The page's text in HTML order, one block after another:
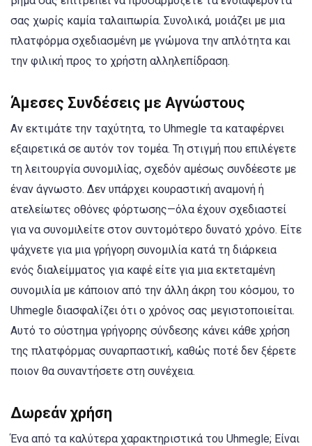
σας χωρίς καμία ταλαιπωρία. Συνολικά, μοιάζει με μια
πλατφόρμα σχεδιασμένη με γνώμονα την απλότητα και
την φιλική προς το χρήστη αλληλεπίδραση.
Άμεσες Συνδέσεις με Αγνώστους
Αν εκτιμάτε την ταχύτητα, το Uhmegle τα καταφέρνει
εξαιρετικά σε αυτόν τον τομέα. Τη στιγμή που επιλέγετε
τη λειτουργία συνομιλίας, σχεδόν αμέσως συνδέεστε με
έναν άγνωστο. Δεν υπάρχει κουραστική αναμονή ή
ατελείωτες οθόνες φόρτωσης—όλα έχουν σχεδιαστεί
για να συνομιλείτε στον συντομότερο δυνατό χρόνο. Είτε
ψάχνετε για μια γρήγορη συνομιλία κατά τη διάρκεια
ενός διαλείμματος για καφέ είτε για μια εκτεταμένη
συνομιλία με κάποιον από την άλλη άκρη του κόσμου, το
Uhmegle διασφαλίζει ότι ο χρόνος σας μεγιστοποιείται.
Αυτό το σύστημα γρήγορης σύνδεσης κάνει κάθε χρήση
της πλατφόρμας συναρπαστική, καθώς ποτέ δεν ξέρετε
ποιον θα συναντήσετε στη συνέχεια.
Δωρεάν χρήση
Ένα από τα καλύτερα χαρακτηριστικά του Uhmegle; Είναι